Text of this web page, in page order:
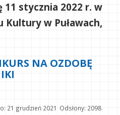
11 stycznia 2022 r. w
Kultury w Puławach,
NA OZDOBĘ
21 grudzień 2021 Odsłony: 2098